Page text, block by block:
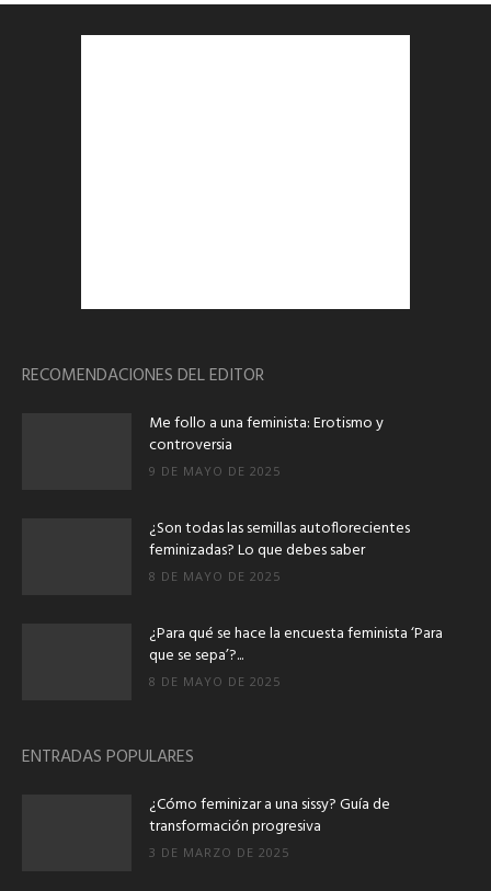
RECOMENDACIONES DEL EDITOR
Me follo a una feminista: Erotismo y
controversia
9 DE MAYO DE 2025
¿Son todas las semillas autoflorecientes
feminizadas? Lo que debes saber
8 DE MAYO DE 2025
¿Para qué se hace la encuesta feminista ‘Para
que se sepa’?...
8 DE MAYO DE 2025
ENTRADAS POPULARES
¿Cómo feminizar a una sissy? Guía de
transformación progresiva
3 DE MARZO DE 2025